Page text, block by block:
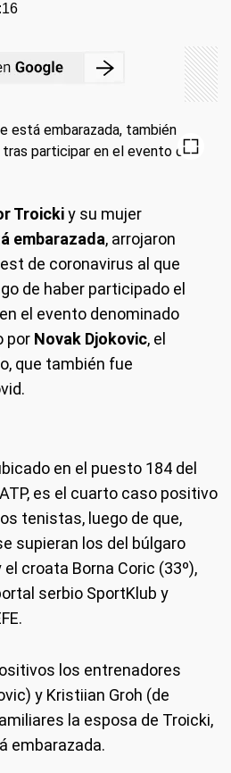
Troickiy su mujer
embarazada, arrojaron
de coronavirus al que
de haber participado el
el evento denominado
por Novak Djokovic, el
que también fue
en el puesto 184 del
es el cuarto caso positivo
tenistas, luego de que,
supieran los del búlgaro
croata Borna Coric (33º),
serbio SportKlub y
los entrenadores
y Kristiian Groh (de
la esposa de Troicki,
embarazada.